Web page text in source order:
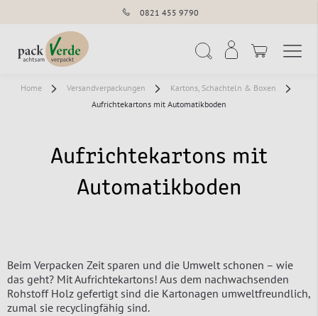
0821 455 9790
Home Versandverpackungen
Kartons, Schachteln & Boxen
Aufrichtekartons mit Automatikboden
Aufrichtekartons mit
Automatikboden
Beim Verpacken Zeit sparen und die Umwelt schonen – wie
das geht? Mit Aufrichtekartons! Aus dem nachwachsenden
Rohstoff Holz gefertigt sind die Kartonagen umweltfreundlich,
zumal sie recyclingfähig sind.